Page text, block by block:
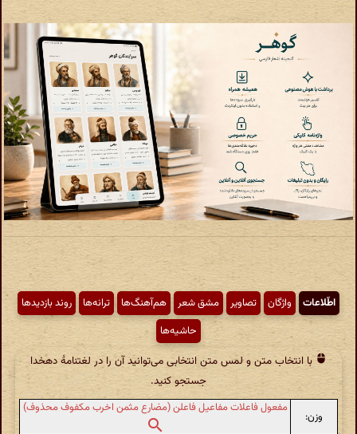
اطّلاعات واژگان تصاویر مشق شعر هم‌آهنگ‌ها ترانه‌ها
روند بازدیدها
حاشیه‌ها
با انتخاب متن و لمس متن انتخابی می‌توانید آن را در لغتنامهٔ دهخدا
جستجو کنید.
وزن:
مفعول فاعلات مفاعیل فاعلن (مضارع مثمن اخرب مکفوف محذوف)